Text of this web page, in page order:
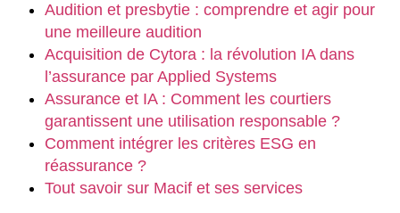
Audition et presbytie : comprendre et agir pour
une meilleure audition
Acquisition de Cytora : la révolution IA dans
l’assurance par Applied Systems
Assurance et IA : Comment les courtiers
garantissent une utilisation responsable ?
Comment intégrer les critères ESG en
réassurance ?
Tout savoir sur Macif et ses services